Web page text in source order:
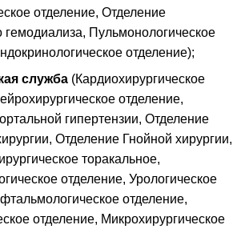
отделение, Отделение
гемодиализа, Пульмонологическое
отделение);
служба (Кардиохирургическое
отделение,
гипертензии, Отделение
Отделение Гнойной хирургии,
торакальное,
отделение, Урологическое
отделение,
отделение, Микрохирургическое